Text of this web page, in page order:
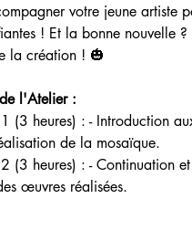
votre jeune artiste
! Et la bonne nouvelle
la création ! 🎃
l'Atelier :
de la mosaïque.
œuvres réalisées.